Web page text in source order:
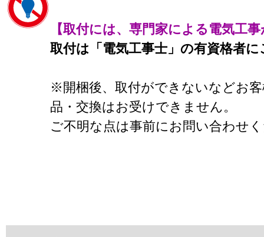
【取付には、専門家による電気工
取付は「電気工事士」の有資格者
※開梱後、取付ができないなどお
品・交換はお受けできません。
ご不明な点は事前にお問い合わせ